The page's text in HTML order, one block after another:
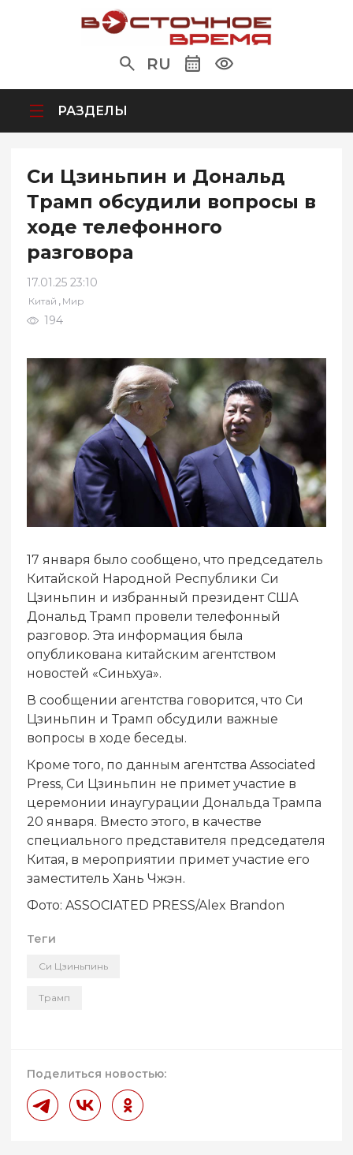
RU
РАЗДЕЛЫ
Си Цзиньпин и Дональд
Трамп обсудили вопросы в
ходе телефонного
разговора
17.01.25 23:10
Китай , Мир
194
17 января было сообщено, что председатель
Китайской Народной Республики Си
Цзиньпин и избранный президент США
Дональд Трамп провели телефонный
разговор. Эта информация была
опубликована китайским агентством
новостей «Синьхуа».
В сообщении агентства говорится, что Си
Цзиньпин и Трамп обсудили важные
вопросы в ходе беседы.
Кроме того, по данным агентства Associated
Press, Си Цзиньпин не примет участие в
церемонии инаугурации Дональда Трампа
20 января. Вместо этого, в качестве
специального представителя председателя
Китая, в мероприятии примет участие его
заместитель Хань Чжэн.
Фото: ASSOCIATED PRESS/Alex Brandon
Теги
Си Цзиньпинь
Трамп
Поделиться новостью: